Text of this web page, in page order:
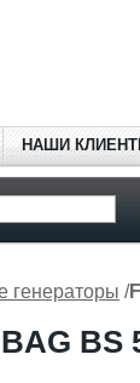
НАШИ
генераторы /
BS